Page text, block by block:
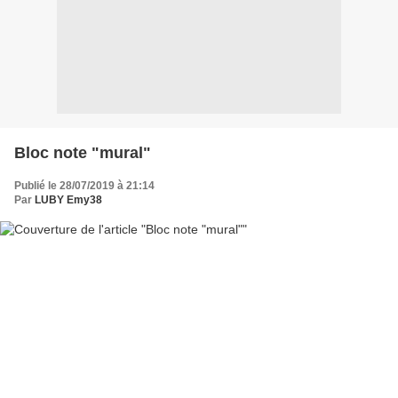
Bloc note "mural"
Publié le 28/07/2019 à 21:14
Par LUBY Emy38